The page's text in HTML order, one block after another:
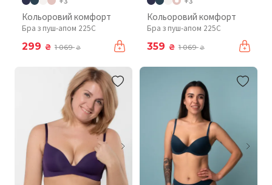
Кольоровий комфорт
Бра з пуш-апом 225C
299 ₴ 1 069₴
Кольоровий комфорт
Бра з пуш-апом 225C
359 ₴ 1 069₴